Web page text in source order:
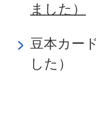
ました）
豆本カー
した）